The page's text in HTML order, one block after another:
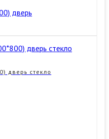
дверь
дверь стекло